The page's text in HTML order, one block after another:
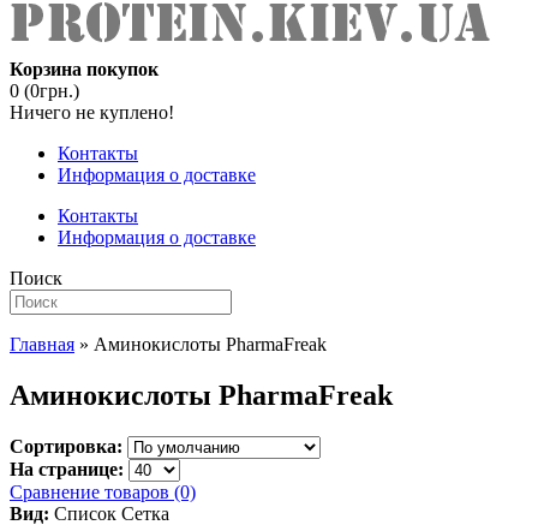
Корзина покупок
0 (0грн.)
Ничего не куплено!
Контакты
Информация о доставке
Контакты
Информация о доставке
Поиск
Главная » Аминокислоты PharmaFreak
Аминокислоты PharmaFreak
Сортировка:
На странице:
Сравнение товаров (0)
Вид: Список Сетка